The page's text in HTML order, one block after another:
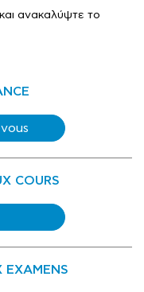
ανακαλύψτε το
COURS
EXAMENS